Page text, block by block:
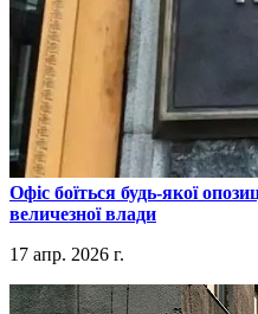
​Офіс боїться будь-якої
величезної влади
17 апр. 2026 г.